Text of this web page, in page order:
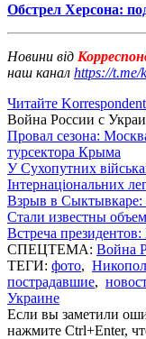
Обстрел Херсона:
Новини від
наш канал https://t.me/
Читайте
Война России с
Провал сезона:
турсектора Крыма
У Сухопутних
Інтернаціональних
Взрыв в Сыктывкаре:
Стали известны
Встреча
СПЕЦТЕМА: Война
ТЕГИ: фото,
пострадавшие,
Украине
Если вы заметили
нажмите Ctrl+Enter,